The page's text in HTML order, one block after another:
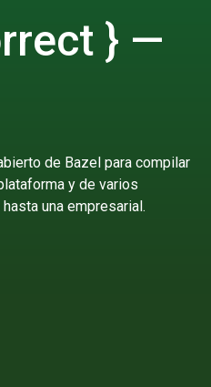
} —
de Bazel para compilar
y de varios
una empresarial.